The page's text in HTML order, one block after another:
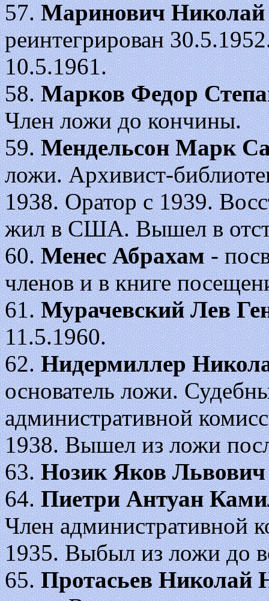
57.Маринович Николай
реинтегрирован
10.5.1961.
58.Марков Федор
Член ложи до кончины.
59.Мендельсон Марк
ложи. Архивист-
1938. Оратор с 1939.
жил в США. Вышел в
60.Менес Абрахам-
членов и в книге
61.Мурачевский Лев
11.5.1960.
62.Нидермиллер
основатель ложи.
административной
1938. Вышел из ложи
63.Нозик Яков Львович
64.Пиетри Антуан
Член административной
1935. Выбыл из ложи до
65.Протасьев Николай